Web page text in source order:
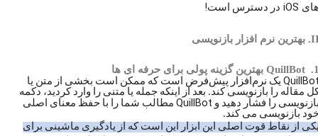
iOS در دسترس است!
. بهترین نرم افزار بازنویسی
QuillBot بهترین گزینه پولی برای حرفه ای ها
یک نرم‌افزار پیش‌فرض است که ممکن است بخشی از متن یا
مقاله را بازنویسی کند. بعد از اینکه جمله یا متنی را وارد کردید، دکمه
را فشار دهید و QuillBot مطالب شما را با حفظ معنای اصلی
بازنویسی می کند.
از نقاط قوت اصلی این ابزار این است که از یادگیری ماشینی برای